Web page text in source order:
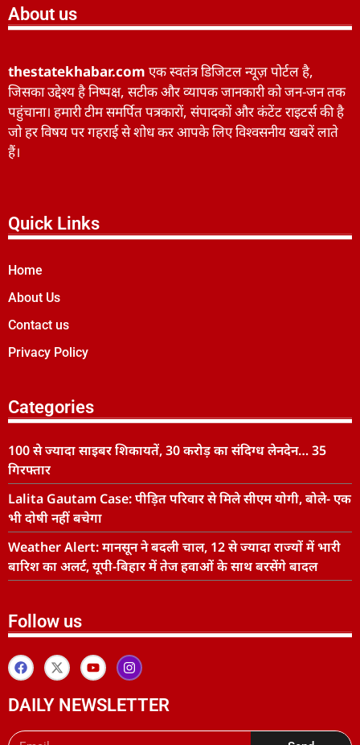
About us
thestatekhabar.com एक स्वतंत्र डिजिटल न्यूज़ पोर्टल है,
जिसका उद्देश्य है निष्पक्ष, सटीक और व्यापक जानकारी को जन-जन तक
पहुंचाना। हमारी टीम समर्पित पत्रकारों, संपादकों और कंटेंट राइटर्स की है
जो हर विषय पर गहराई से शोध कर आपके लिए विश्वसनीय खबरें लाते
हैं।
Quick Links
Home
About Us
Contact us
Privacy Policy
Categories
100 से ज्यादा साइबर शिकायतें, 30 करोड़ का संदिग्ध लेनदेन… 35
गिरफ्तार
Lalita Gautam Case: पीड़ित परिवार से मिले सीएम योगी, बोले- एक
भी दोषी नहीं बचेगा
Weather Alert: मानसून ने बदली चाल, 12 से ज्यादा राज्यों में भारी
बारिश का अलर्ट, यूपी-बिहार में तेज हवाओं के साथ बरसेंगे बादल
Follow us
DAILY NEWSLETTER